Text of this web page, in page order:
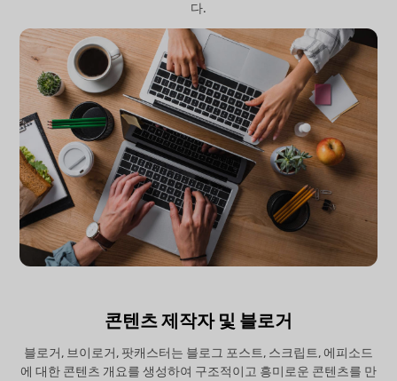
다.
콘텐츠 제작자 및 블로거
블로거, 브이로거, 팟캐스터는 블로그 포스트, 스크립트, 에피소드
에 대한 콘텐츠 개요를 생성하여 구조적이고 흥미로운 콘텐츠를 만